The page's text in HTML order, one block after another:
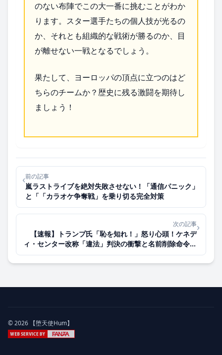
のない布陣でこの大一番に挑むことがわか
ります。スター選手たちの個人技が光るの
か、それとも組織的な戦術が勝るのか、目
が離せない一戦となるでしょう。
果たして、ヨーロッパの頂点に立つのはど
ちらのチームか？歴史に残る激闘を期待し
ましょう！
‹前の記事
嵐ラストライブを絶対失敗させない！「通信パニック」
と「「カラオケ争奪戦」を乗り切る完全対策
次の記事
【速報】トランプ氏「恥を知れ！」怒り心頭！ケネデ
ィ・センター改称「違法」判決の衝撃と名前削除命令の
行方
›
© 2026 【堕天使Hum】